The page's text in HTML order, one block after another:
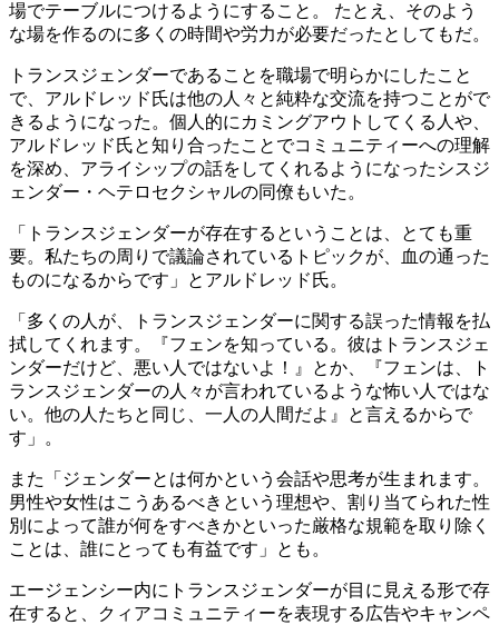
場でテーブルにつけるようにすること。 たとえ、そのよう
な場を作るのに多くの時間や労力が必要だったとしてもだ。
トランスジェンダーであることを職場で明らかにしたこと
で、アルドレッド氏は他の人々と純粋な交流を持つことがで
きるようになった。個人的にカミングアウトしてくる人や、
アルドレッド氏と知り合ったことでコミュニティーへの理解
を深め、アライシップの話をしてくれるようになったシスジ
ェンダー・ヘテロセクシャルの同僚もいた。
「トランスジェンダーが存在するということは、とても重
要。私たちの周りで議論されているトピックが、血の通った
ものになるからです」とアルドレッド氏。
「多くの人が、トランスジェンダーに関する誤った情報を払
拭してくれます。『フェンを知っている。彼はトランスジェ
ンダーだけど、悪い人ではないよ！』とか、『フェンは、ト
ランスジェンダーの人々が言われているような怖い人ではな
い。他の人たちと同じ、一人の人間だよ』と言えるからで
す」。
また「ジェンダーとは何かという会話や思考が生まれます。
男性や女性はこうあるべきという理想や、割り当てられた性
別によって誰が何をすべきかといった厳格な規範を取り除く
ことは、誰にとっても有益です」とも。
エージェンシー内にトランスジェンダーが目に見える形で存
在すると、クィアコミュニティーを表現する広告やキャンペ